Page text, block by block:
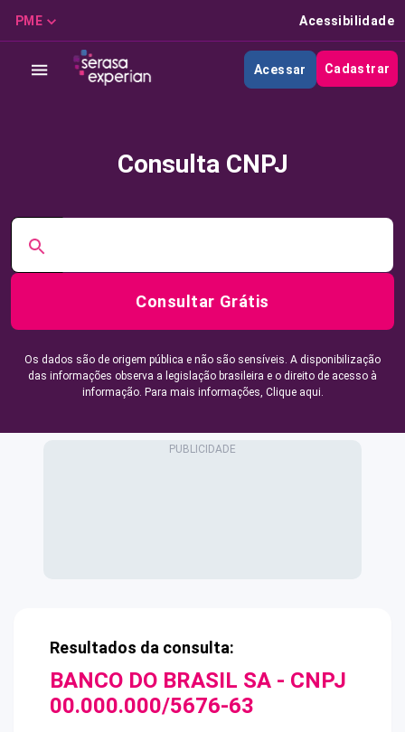
PME Acessibilidade
Acessar Cadastrar
Consulta CNPJ
Consultar Grátis
Os dados são de origem pública e não são sensíveis. A disponibilização
das informações observa a legislação brasileira e o direito de acesso à
informação. Para mais informações, Clique aqui.
Resultados da consulta:
BANCO DO BRASIL SA - CNPJ
00.000.000/5676-63